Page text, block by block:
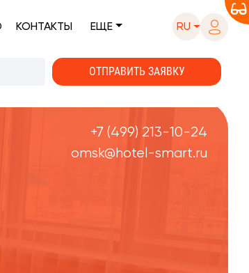
КОНТАКТЫ ЕЩЕ RU
+7 (499) 213-10-24
omsk@hotel-smart.ru